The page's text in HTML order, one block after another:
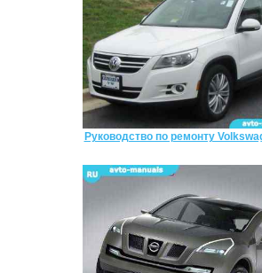
Руководство по ремонту